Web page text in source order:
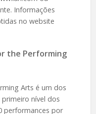
Informações
no website
the Performing
Arts é um dos
nível dos
performances por